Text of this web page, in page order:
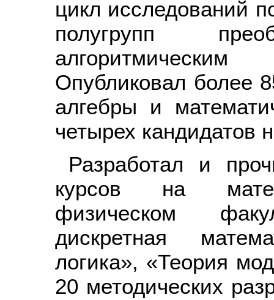
цикл исследований
полугрупп
Опубликовал более
алгебры и
четырех кандидатов
Разработал и
курсов на
физическом
дискретная
логика», «Теория
20 методических